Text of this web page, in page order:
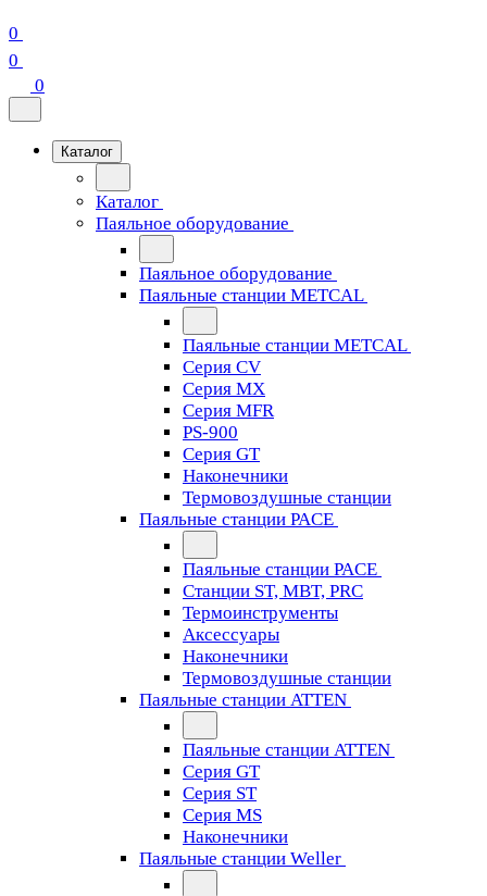
0
0
0
Каталог
Каталог
Паяльное оборудование
Паяльное оборудование
Паяльные станции METCAL
Паяльные станции METCAL
Серия CV
Серия MX
Серия MFR
PS-900
Серия GT
Наконечники
Термовоздушные станции
Паяльные станции PACE
Паяльные станции PACE
Станции ST, MBT, PRC
Термоинструменты
Аксессуары
Наконечники
Термовоздушные станции
Паяльные станции ATTEN
Паяльные станции ATTEN
Серия GT
Серия ST
Серия MS
Наконечники
Паяльные станции Weller